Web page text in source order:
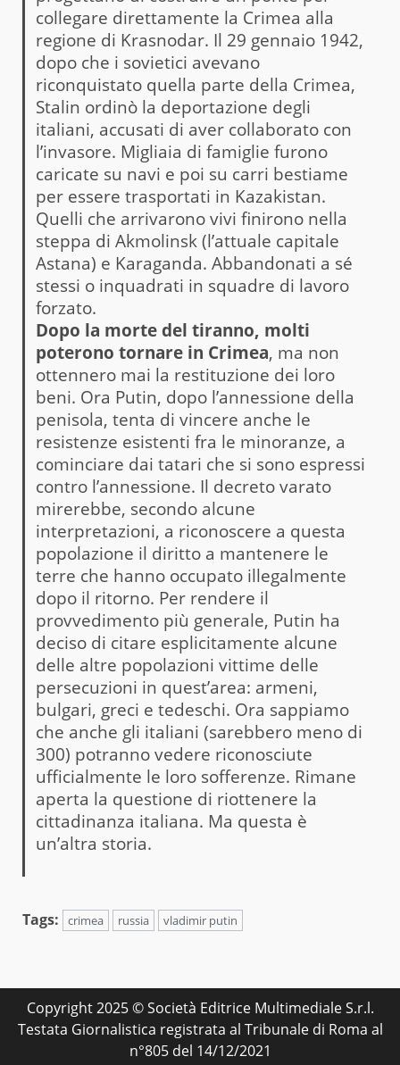
collegare direttamente la Crimea alla
regione di Krasnodar. Il 29 gennaio 1942,
dopo che i sovietici avevano
riconquistato quella parte della Crimea,
Stalin ordinò la deportazione degli
italiani, accusati di aver collaborato con
l’invasore. Migliaia di famiglie furono
caricate su navi e poi su carri bestiame
per essere trasportati in Kazakistan.
Quelli che arrivarono vivi finirono nella
steppa di Akmolinsk (l’attuale capitale
Astana) e Karaganda. Abbandonati a sé
stessi o inquadrati in squadre di lavoro
forzato.
Dopo la morte del tiranno, molti
poterono tornare in Crimea, ma non
ottennero mai la restituzione dei loro
beni. Ora Putin, dopo l’annessione della
penisola, tenta di vincere anche le
resistenze esistenti fra le minoranze, a
cominciare dai tatari che si sono espressi
contro l’annessione. Il decreto varato
mirerebbe, secondo alcune
interpretazioni, a riconoscere a questa
popolazione il diritto a mantenere le
terre che hanno occupato illegalmente
dopo il ritorno. Per rendere il
provvedimento più generale, Putin ha
deciso di citare esplicitamente alcune
delle altre popolazioni vittime delle
persecuzioni in quest’area: armeni,
bulgari, greci e tedeschi. Ora sappiamo
che anche gli italiani (sarebbero meno di
300) potranno vedere riconosciute
ufficialmente le loro sofferenze. Rimane
aperta la questione di riottenere la
cittadinanza italiana. Ma questa è
un’altra storia.
Tags: crimea russia vladimir putin
Copyright 2025 © Società Editrice Multimediale S.r.l.
Testata Giornalistica registrata al Tribunale di Roma al
n°805 del 14/12/2021